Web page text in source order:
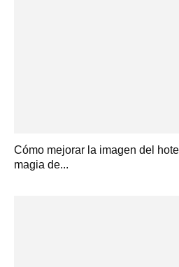
Cómo mejorar la imagen del
magia de...